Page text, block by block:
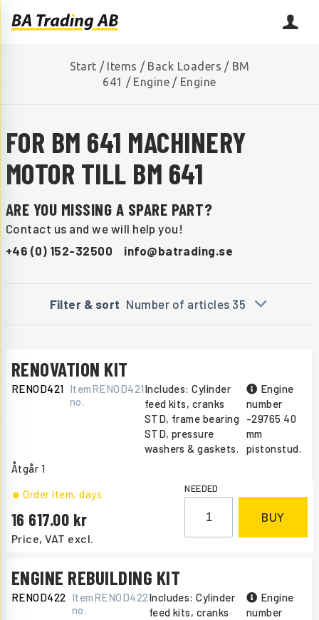
Start / Items / Back Loaders / BM
641 / Engine / Engine
FOR BM 641 MACHINERY
MOTOR TILL BM 641
ARE YOU MISSING A SPARE PART?
Contact us and we will help you!
+46 (0) 152-32500
info@batrading.se
Filter & sort Number of articles 35
RENOVATION KIT
RENOD421 Item
no.
RENOD421Includes: Cylinder
feed kits, cranks
STD, frame bearing
STD, pressure
washers & gaskets.
Engine
number
-29765 40
mm
pistonstud.
Åtgår 1
Price, VAT excl.
16 617.00
Order item, days NEEDED
BUY
ENGINE REBUILDING KIT
RENOD422 Item
no.
RENOD422Includes: Cylinder
feed kits, cranks
Engine
number